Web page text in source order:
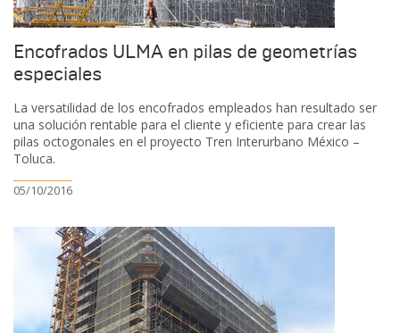
Encofrados ULMA en pilas de geometrías
especiales
La versatilidad de los encofrados empleados han resultado ser
una solución rentable para el cliente y eficiente para crear las
pilas octogonales en el proyecto Tren Interurbano México –
Toluca.
05/10/2016